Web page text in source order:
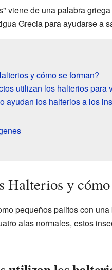
viene de una palabra
Grecia para ayudarse a
y cómo se forman?
utilizan los halterios para
ayudan los halterios a los
Halterios y
pequeños palitos con
alas normales, estos